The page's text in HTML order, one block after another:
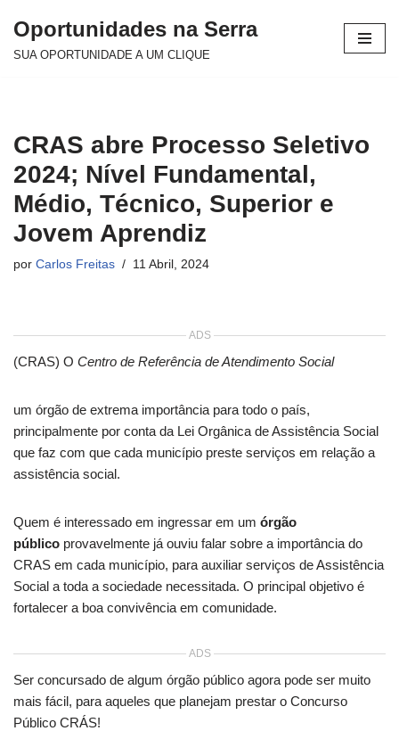
Avançar
Oportunidades na Serra
SUA OPORTUNIDADE A UM CLIQUE
CRAS abre Processo Seletivo
2024; Nível Fundamental,
Médio, Técnico, Superior e
Jovem Aprendiz
por Carlos Freitas 11 Abril, 2024
ADS
(CRAS) O Centro de Referência de Atendimento Social
um órgão de extrema importância para todo o país,
principalmente por conta da Lei Orgânica de Assistência Social
que faz com que cada município preste serviços em relação a
assistência social.
Quem é interessado em ingressar em um órgão
público provavelmente já ouviu falar sobre a importância do
CRAS em cada município, para auxiliar serviços de Assistência
Social a toda a sociedade necessitada. O principal objetivo é
fortalecer a boa convivência em comunidade.
ADS
Ser concursado de algum órgão público agora pode ser muito
mais fácil, para aqueles que planejam prestar o Concurso
Público CRÁS!